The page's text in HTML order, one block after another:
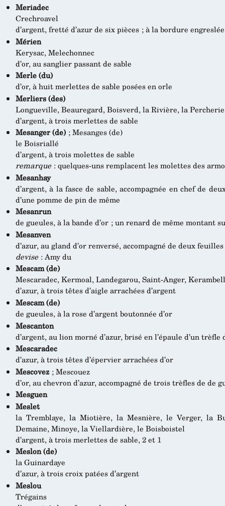
Meriadec
Crechroavel
d’argent, fretté d’azur de six pièces ; à la bordure
Mérien
Kerysac, Melechonnec
d’or, au sanglier passant de sable
Merle (du)
d’or, à huit merlettes de sable posées en orle
Merliers (des)
Longueville, Beauregard, Boisverd, la Rivière, la
d’argent, à trois merlettes de sable
Mesanger (de); Mesanges (de)
le Boisriallé
d’argent, à trois molettes de sable
remarque: quelques-uns remplacent les molettes des
Mesanhay
d’argent, à la fasce de sable, accompagnée en chef de
d’une pomme de pin de même
Mesanrun
de gueules, à la bande d’or ; un renard de même montant
Mesanven
d’azur, au gland d’or renversé, accompagné de deux
devise: Amy du
Mescam (de)
Mescaradec, Kermoal, Landegarou, Saint-Anger,
d’azur, à trois têtes d’aigle arrachées d’argent
Mescam (de)
de gueules, à la rose d’argent boutonnée d’or
Mescanton
d’argent, au lion morné d’azur, brisé en l’épaule d’un trèfle
Mescaradec
d’azur, à trois têtes d’épervier arrachées d’or
Mescovez; Mescouez
d’or, au chevron d’azur, accompagné de trois trèfles de de
Mesguen
Meslet
la Tremblaye, la Miotière, la Mesnière, le Verger, la
Demaine, Minoye, la Viellardière, le Boisboistel
d’argent, à trois merlettes de sable, 2 et 1
Meslon (de)
la Guinardaye
d’azur, à trois croix patées d’argent
Meslou
Trégains